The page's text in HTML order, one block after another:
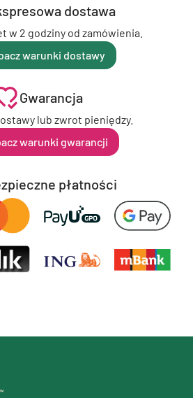
dostawa
w 2 godziny od zamówienia.
warunki dostawy
Gwarancja
lub zwrot pieniędzy.
warunki gwarancji
płatności